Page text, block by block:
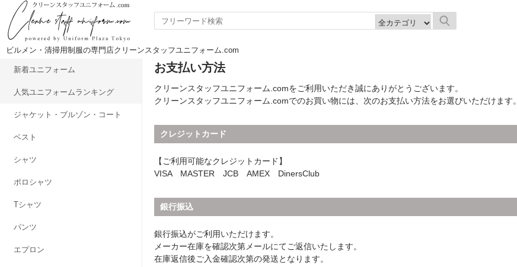
ビルメン・清掃用制服の専門店クリーンスタッフユニフォーム.com
新着ユニフォーム
人気ユニフォームランキング
ジャケット・ブルゾン・コート
ベスト
シャツ
ポロシャツ
Tシャツ
パンツ
エプロン
お支払い方法
クリーンスタッフユニフォーム.comをご利用いただき誠にありがとうございます。
クリーンスタッフユニフォーム.comでのお買い物には、次のお支払い方法をお選びいただけます。
クレジットカード
【ご利用可能なクレジットカード】
VISA MASTER JCB AMEX DinersClub
銀行振込
銀行振込がご利用いただけます。
メーカー在庫を確認次第メールにてご返信いたします。
在庫返信後ご入金確認次第の発送となります。